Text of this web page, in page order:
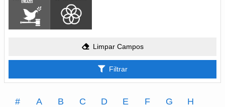
Limpar Campos
Filtrar
# A B C D E F G
H